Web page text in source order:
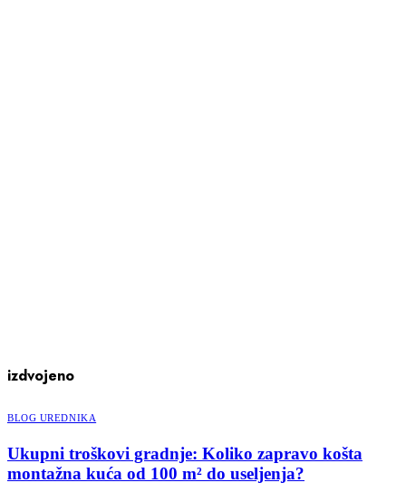
izdvojeno
BLOG UREDNIKA
Ukupni troškovi gradnje: Koliko zapravo košta
montažna kuća od 100 m² do useljenja?